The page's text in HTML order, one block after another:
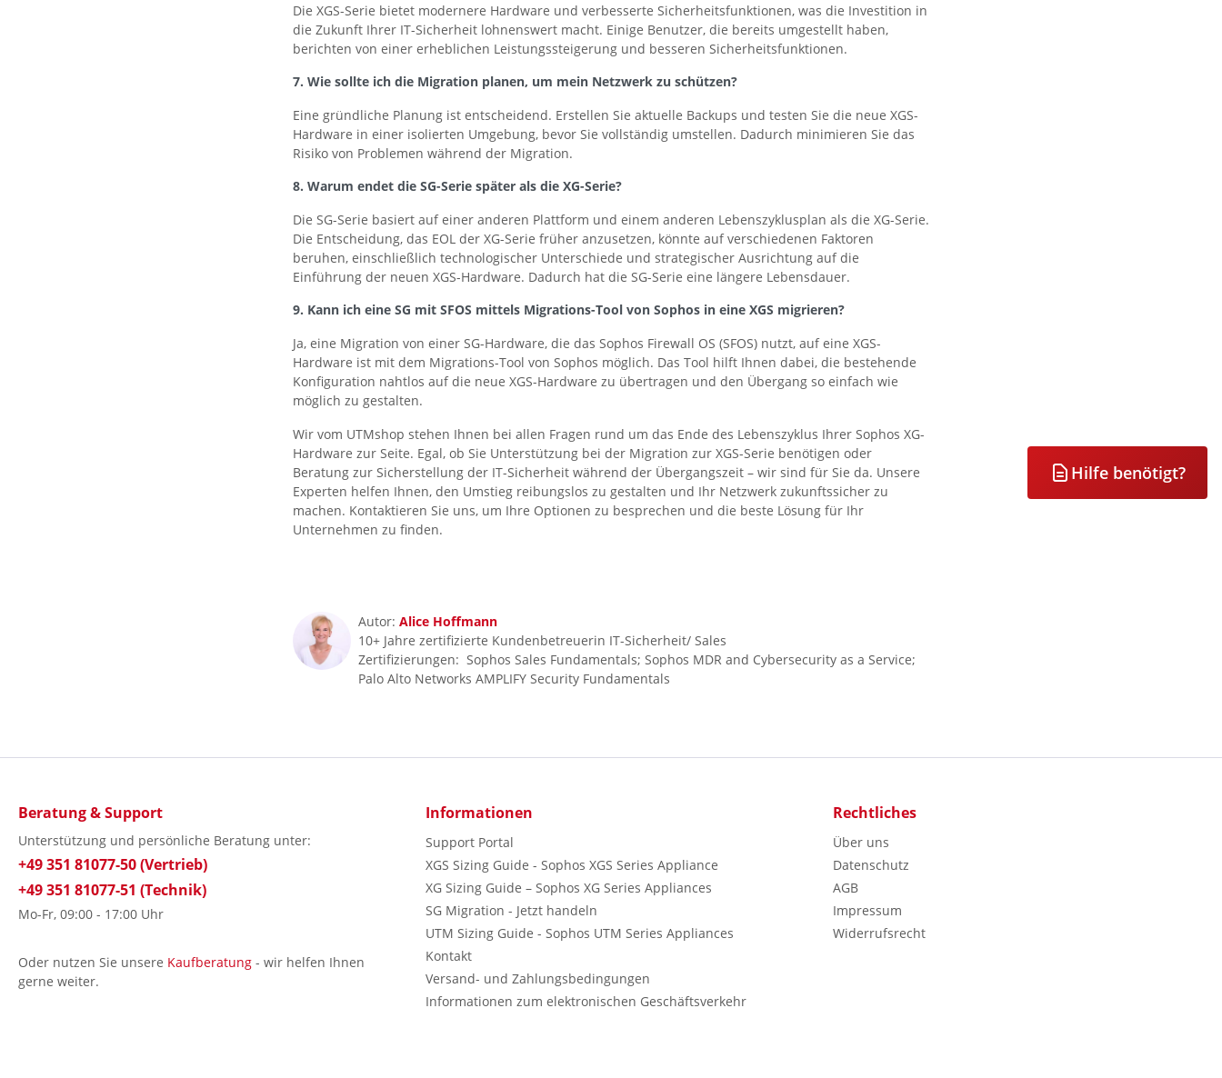
Die XGS-Serie bietet modernere Hardware und verbesserte Sicherheitsfunktionen, was die Investition in
die Zukunft Ihrer IT-Sicherheit lohnenswert macht. Einige Benutzer, die bereits umgestellt haben,
berichten von einer erheblichen Leistungssteigerung und besseren Sicherheitsfunktionen.
7. Wie sollte ich die Migration planen, um mein Netzwerk zu schützen?
Eine gründliche Planung ist entscheidend. Erstellen Sie aktuelle Backups und testen Sie die neue XGS-
Hardware in einer isolierten Umgebung, bevor Sie vollständig umstellen. Dadurch minimieren Sie das
Risiko von Problemen während der Migration.
8. Warum endet die SG-Serie später als die XG-Serie?
Die SG-Serie basiert auf einer anderen Plattform und einem anderen Lebenszyklusplan als die XG-Serie.
Die Entscheidung, das EOL der XG-Serie früher anzusetzen, könnte auf verschiedenen Faktoren
beruhen, einschließlich technologischer Unterschiede und strategischer Ausrichtung auf die
Einführung der neuen XGS-Hardware. Dadurch hat die SG-Serie eine längere Lebensdauer.
9. Kann ich eine SG mit SFOS mittels Migrations-Tool von Sophos in eine XGS migrieren?
Ja, eine Migration von einer SG-Hardware, die das Sophos Firewall OS (SFOS) nutzt, auf eine XGS-
Hardware ist mit dem Migrations-Tool von Sophos möglich. Das Tool hilft Ihnen dabei, die bestehende
Konfiguration nahtlos auf die neue XGS-Hardware zu übertragen und den Übergang so einfach wie
möglich zu gestalten.
Wir vom UTMshop stehen Ihnen bei allen Fragen rund um das Ende des Lebenszyklus Ihrer Sophos XG-
Hardware zur Seite. Egal, ob Sie Unterstützung bei der Migration zur XGS-Serie benötigen oder
Beratung zur Sicherstellung der IT-Sicherheit während der Übergangszeit – wir sind für Sie da. Unsere
Experten helfen Ihnen, den Umstieg reibungslos zu gestalten und Ihr Netzwerk zukunftssicher zu
machen. Kontaktieren Sie uns, um Ihre Optionen zu besprechen und die beste Lösung für Ihr
Unternehmen zu finden.
Autor: Alice Hoffmann
10+ Jahre zertifizierte Kundenbetreuerin IT-Sicherheit/ Sales
Zertifizierungen: Sophos Sales Fundamentals; Sophos MDR and Cybersecurity as a Service;
Palo Alto Networks AMPLIFY Security Fundamentals
Hilfe benötigt?
Beratung & Support
Unterstützung und persönliche Beratung unter:
+49 351 81077-50 (Vertrieb)
+49 351 81077-51 (Technik)
Mo-Fr, 09:00 - 17:00 Uhr
Oder nutzen Sie unsere Kaufberatung - wir helfen Ihnen
gerne weiter.
Informationen
Support Portal
XGS Sizing Guide - Sophos XGS Series Appliance
XG Sizing Guide – Sophos XG Series Appliances
SG Migration - Jetzt handeln
UTM Sizing Guide - Sophos UTM Series Appliances
Kontakt
Versand- und Zahlungsbedingungen
Informationen zum elektronischen Geschäftsverkehr
Rechtliches
Über uns
Datenschutz
AGB
Impressum
Widerrufsrecht